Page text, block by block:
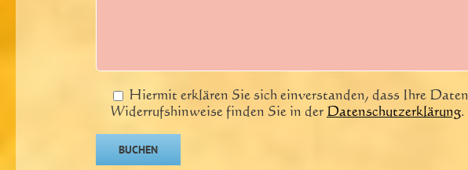
Hiermit erklären Sie sich einverstanden, dass Ihre
Widerrufshinweise finden Sie in der Datenschutzerklärung.